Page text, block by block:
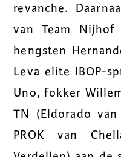
revanche.
van Team
hengsten
Leva elite IBOP-
Uno, fokker
TN (Eldorado
PROK van